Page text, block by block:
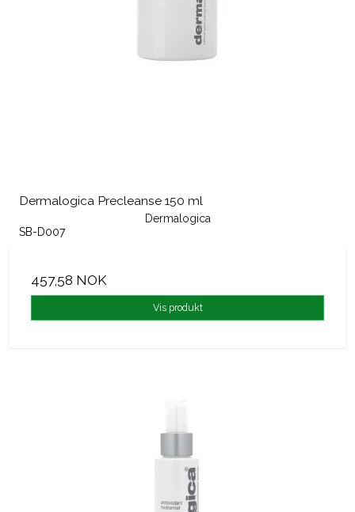
Dermalogica Precleanse 150 ml
Dermalogica
SB-D007
457,58 NOK
Vis produkt